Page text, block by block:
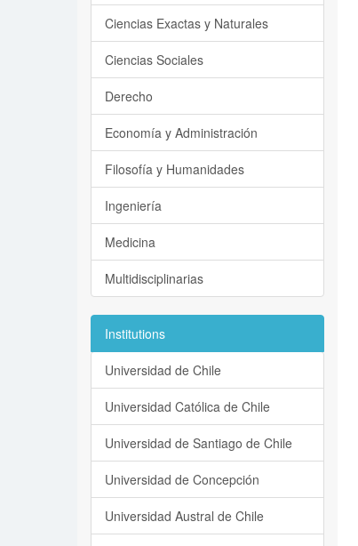
Ciencias Exactas y Naturales
Ciencias Sociales
Derecho
Economía y Administración
Filosofía y Humanidades
Ingeniería
Medicina
Multidisciplinarias
Institutions
Universidad de Chile
Universidad Católica de Chile
Universidad de Santiago de Chile
Universidad de Concepción
Universidad Austral de Chile